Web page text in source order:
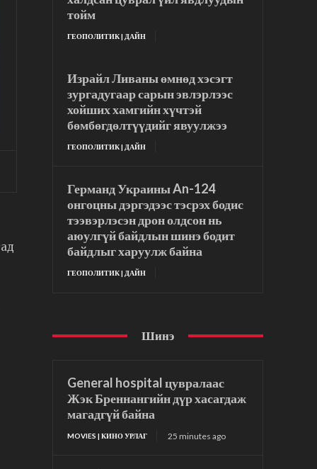
тойм
ГЕОПОЛИТИК | ДАЙН
Израйл Ливаны өмнөд хэсэгт
зургадугаар сарын эвлэрлээс
хойших хамгийн хүчтэй
бөмбөгдөлтүүдийг явуулжээ
ГЕОПОЛИТИК | ДАЙН
Германд Украины An-124
онгоцны дэргэдээс тэсрэх бодис
тээвэрлэсэн дрон олдсон нь
аюулгүй байдлын шинэ бодит
байдлыг харуулж байна
ГЕОПОЛИТИК | ДАЙН
Шинэ
General hospital цувралаас
Жэк Бреннангийн дүр хасагдаж
магадгүй байна
MOVIES | КИНО УРЛАГ 25 minutes ago